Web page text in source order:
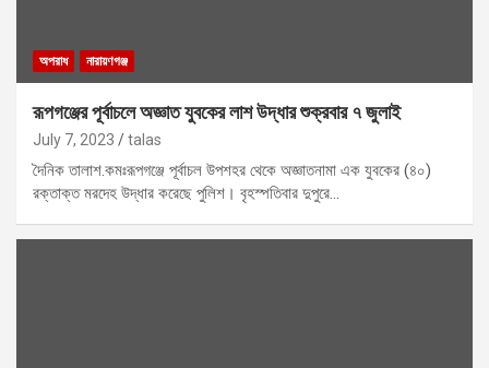
অপরাধ নারায়ণগঞ্জ
রূপগঞ্জের পূর্বাচলে অজ্ঞাত যুবকের লাশ উদ্ধার শুক্রবার ৭ জুলাই
July 7, 2023 talas
দৈনিক তালাশ.কমঃরূপগঞ্জে পূর্বাচল উপশহর থেকে অজ্ঞাতনামা এক যুবকের (৪০)
রক্তাক্ত মরদেহ উদ্ধার করেছে পুলিশ। বৃহস্পতিবার দুপুরে…